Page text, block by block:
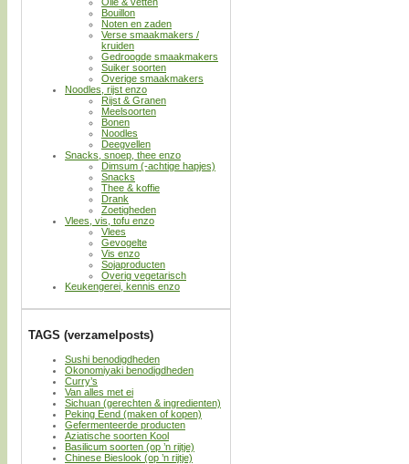
Bouillon
Noten en zaden
Verse smaakmakers /
kruiden
Gedroogde smaakmakers
Suiker soorten
Overige smaakmakers
Noodles, rijst enzo
Rijst & Granen
Meelsoorten
Bonen
Noodles
Deegvellen
Snacks, snoep, thee enzo
Dimsum (-achtige hapjes)
Snacks
Thee & koffie
Drank
Zoetigheden
Vlees, vis, tofu enzo
Vlees
Gevogelte
Vis enzo
Sojaproducten
Overig vegetarisch
Keukengerei, kennis enzo
TAGS (verzamelposts)
Sushi benodigdheden
Okonomiyaki benodigdheden
Curry’s
Van alles met ei
Sichuan (gerechten & ingredienten)
Peking Eend (maken of kopen)
Gefermenteerde producten
Aziatische soorten Kool
Basilicum soorten (op ’n rijtje)
Chinese Bieslook (op ’n rijtje)